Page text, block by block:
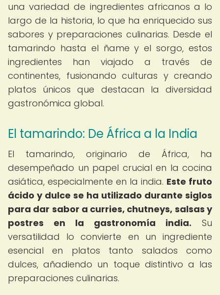
una variedad de ingredientes africanos a lo
largo de la historia, lo que ha enriquecido sus
sabores y preparaciones culinarias. Desde el
tamarindo hasta el ñame y el sorgo, estos
ingredientes han viajado a través de
continentes, fusionando culturas y creando
platos únicos que destacan la diversidad
gastronómica global.
El tamarindo: De África a la India
El tamarindo, originario de África, ha
desempeñado un papel crucial en la cocina
asiática, especialmente en la india. Este fruto
ácido y dulce se ha utilizado durante siglos
para dar sabor a curries, chutneys, salsas y
postres en la gastronomía india. Su
versatilidad lo convierte en un ingrediente
esencial en platos tanto salados como
dulces, añadiendo un toque distintivo a las
preparaciones culinarias.